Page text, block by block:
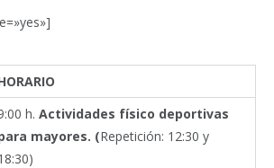
h. Actividades físico deportivas
mayores. (Repetición: 12:30 y